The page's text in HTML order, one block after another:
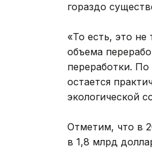
гораздо
«То есть, это
объема
переработки.
остается
экологической
Отметим, что в
в 1,8 млрд